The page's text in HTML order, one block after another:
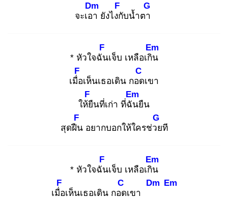
จะเอา
Dm
ยังไงกั
F
บน้ำตา
G
* หัวใจฉัน
F
เจ็บ เหลือเกิน
Em
เมื่อ
F
เห็นเธอเดิน กอด
C
เขา
ให้ยื
F
นที่เก่า ที่ฉัน
Em
ยืน
สุดฝืน
F
อยากบอกให้ใครช่วย
G
ที
* หัวใจฉัน
F
เจ็บ เหลือเกิน
Em
เมื่อ
F
เห็นเธอเดิน กอด
C
เขา
Dm Em